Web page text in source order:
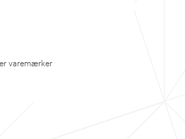
varemærker